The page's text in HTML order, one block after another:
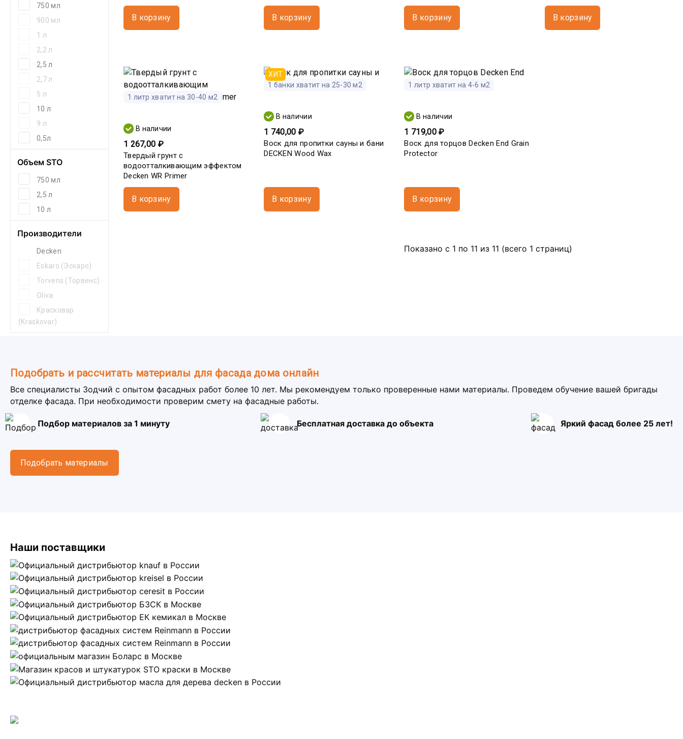
750 мл
900 мл
1 л
2,2 л
2,5 л
2,7 л
5 л
10 л
9 л
0,5л
Объем STO
750 мл
2,5 л
10 л
Производители
Decken
Eskaro (Эскаро)
Torvens (Торвенс)
Oliva
Красковар
(Kraskovar)
В корзину В корзину В корзину В корзину
1 литр хватит на 30-40 м2
В наличии
1 267,00 ₽
Твердый грунт с
водоотталкивающим эффектом
Decken WR Primer
В корзину
ХИТ
1 банки хватит на 25-30 м2
В наличии
1 740,00 ₽
Воск для пропитки сауны и бани
DECKEN Wood Wax
В корзину
1 литр хватит на 4-6 м2
В наличии
1 719,00 ₽
Воск для торцов Decken End Grain
Protector
В корзину
Показано с 1 по 11 из 11 (всего 1 страниц)
Подобрать и рассчитать материалы для фасада дома онлайн
Все специалисты Зодчий с опытом фасадных работ более 10 лет. Мы рекомендуем только проверенные нами материалы. Проведем обучение вашей бригады
отделке фасада. При необходимости проверим смету на фасадные работы.
Подбор материалов за 1 минуту Бесплатная доставка до объекта Яркий фасад более 25 лет!
Подобрать материалы
Наши поставщики